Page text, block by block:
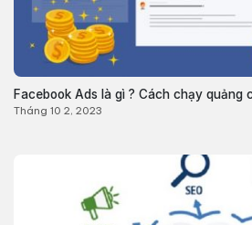
Facebook Ads là gì ? Cách chạy quảng
Tháng 10 2, 2023